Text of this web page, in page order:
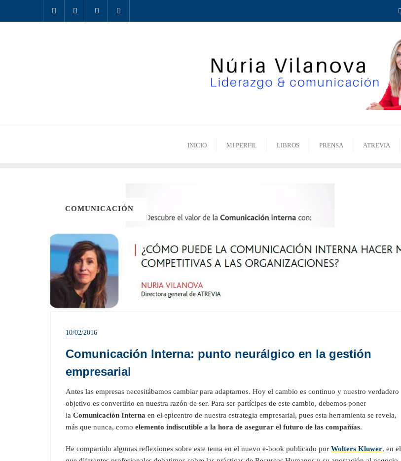
INICIO MI PERFIL LIBROS PRENSA ATREVIA
COMUNICACIÓN
10/02/2016
Comunicación Interna: punto neurálgico en la gestión
empresarial
Antes las empresas necesitábamos cambiar para adaptarnos. Hoy el cambio es continuo y nuestro verdadero
objetivo es convertirlo en nuestra razón de ser. Para ser partícipes de este cambio, debemos poner
la Comunicación Interna en el epicentro de nuestra estrategia empresarial, pues esta herramienta se revela,
más que nunca, como elemento indiscutible a la hora de asegurar el futuro de las compañías.
He compartido algunas reflexiones sobre este tema en el nuevo e-book publicado por Wolters Kluwer, en el